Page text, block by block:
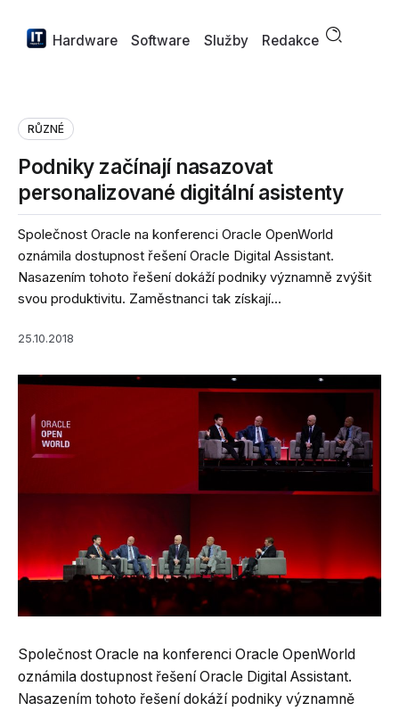
Hardware Software Služby Redakce
RŮZNÉ
Podniky začínají nasazovat
personalizované digitální asistenty
Společnost Oracle na konferenci Oracle OpenWorld
oznámila dostupnost řešení Oracle Digital Assistant.
Nasazením tohoto řešení dokáží podniky významně zvýšit
svou produktivitu. Zaměstnanci tak získají...
25.10.2018
Společnost Oracle na konferenci Oracle OpenWorld
oznámila dostupnost řešení Oracle Digital Assistant.
Nasazením tohoto řešení dokáží podniky významně